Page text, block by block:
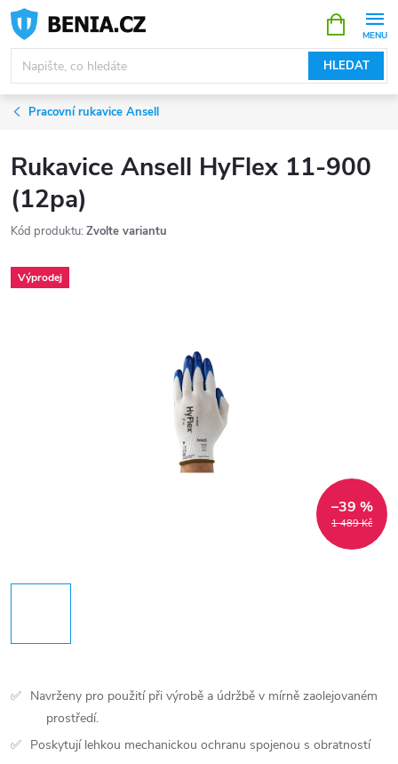
Přejít
obsah
HLEDAT
NÁKUPNÍ
KOŠÍK
Pracovní rukavice Ansell
Rukavice Ansell HyFlex 11-900
(12pa)
Kód produktu: Zvolte variantu
Výprodej
1 489 Kč
–39 %
Navrženy pro použití při výrobě a údržbě v mírně zaolejovaném
prostředí.
Poskytují lehkou mechanickou ochranu spojenou s obratností